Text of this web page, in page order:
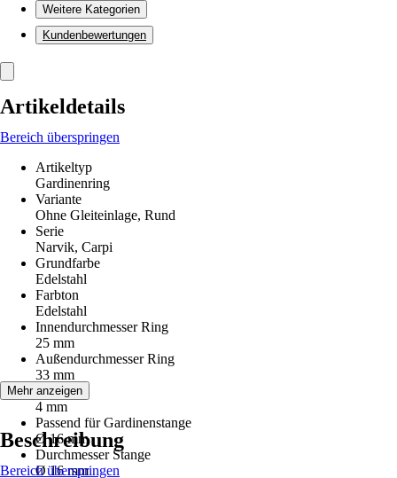
Weitere Kategorien
Kundenbewertungen
Artikeldetails
Bereich überspringen
Artikeltyp
Gardinenring
Variante
Ohne Gleiteinlage, Rund
Serie
Narvik, Carpi
Grundfarbe
Edelstahl
Farbton
Edelstahl
Innendurchmesser Ring
25 mm
Außendurchmesser Ring
33 mm
Stärke
4 mm
Passend für Gardinenstange
Ø 16 mm
Durchmesser Stange
Ø 16 mm
Mehr anzeigen
Beschreibung
Bereich überspringen